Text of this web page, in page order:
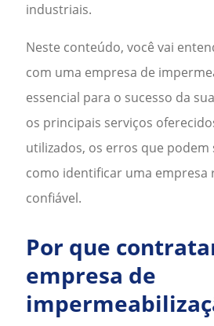
industriais.
Neste conteúdo, você vai
com uma empresa de
essencial para o sucesso da
os principais serviços
utilizados, os erros que podem
como identificar uma empresa
confiável.
Por que
empresa de